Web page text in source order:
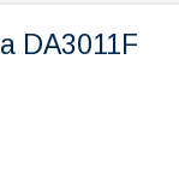
DA3011F